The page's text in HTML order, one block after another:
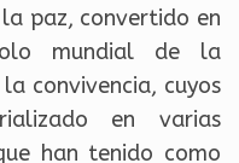
paz, convertido en
mundial de la
convivencia, cuyos
en varias
han tenido como